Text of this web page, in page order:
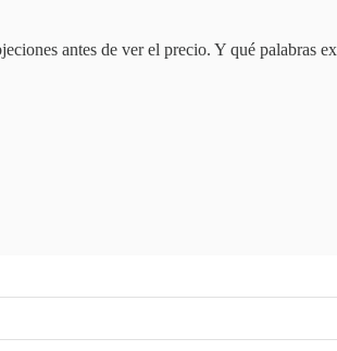
antes de ver el precio. Y qué palabras